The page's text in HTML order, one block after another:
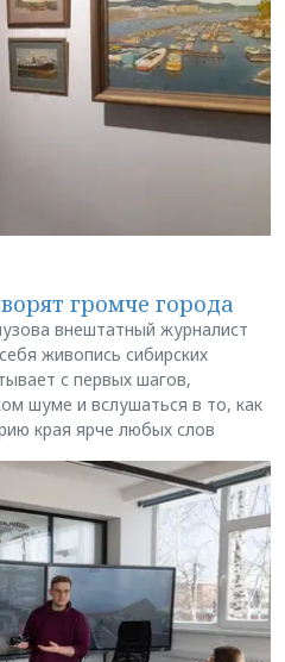
громче города
внештатный журналист
живопись сибирских
с первых шагов,
шуме и вслушаться в то, как
края ярче любых слов